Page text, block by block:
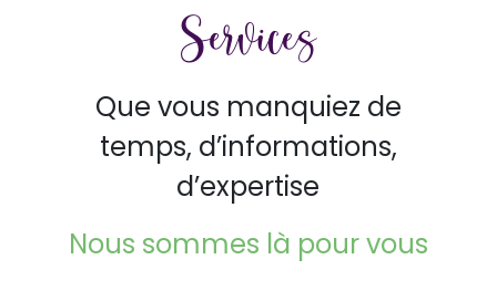
Services
Que vous manquiez de
temps, d’informations,
d’expertise
Nous sommes là pour vous